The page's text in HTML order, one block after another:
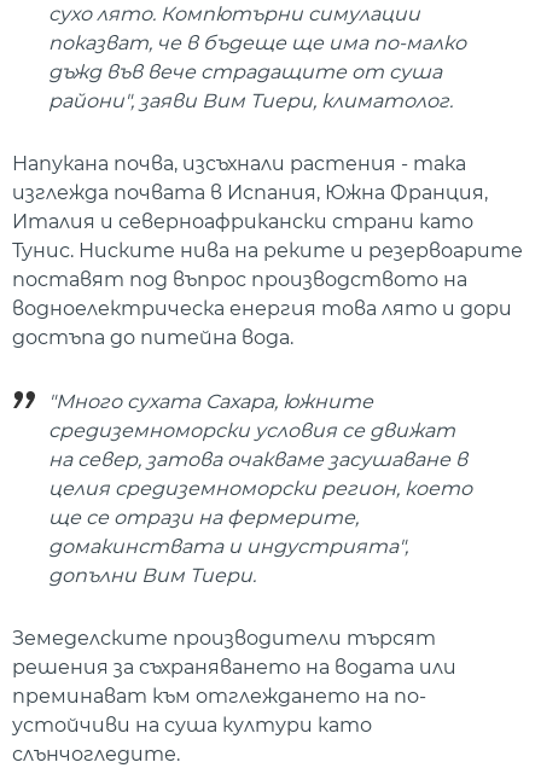
сухо лято. Компютърни симулации
показват, че в бъдеще ще има по-малко
дъжд във вече страдащите от суша
райони", заяви Вим Тиери, климатолог.
Напукана почва, изсъхнали растения - така
изглежда почвата в Испания, Южна Франция,
Италия и северноафрикански страни като
Тунис. Ниските нива на реките и резервоарите
поставят под въпрос производството на
водноелектрическа енергия това лято и дори
достъпа до питейна вода.
"Много сухата Сахара, южните
средиземноморски условия се движат
на север, затова очакваме засушаване в
целия средиземноморски регион, което
ще се отрази на фермерите,
домакинствата и индустрията",
допълни Вим Тиери.
Земеделските производители търсят
решения за съхраняването на водата или
преминават към отглеждането на по-
устойчиви на суша култури като
слънчогледите.